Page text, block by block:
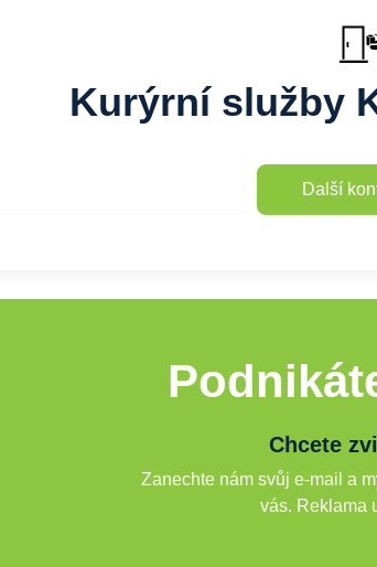
Kurýrní služby
Další
Chcete
Zanechte nám svůj e-mail a
vás. Reklama